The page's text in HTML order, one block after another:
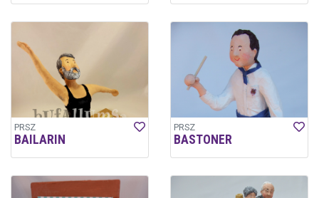
PRSZ
BAILARIN
PRSZ
BASTONER